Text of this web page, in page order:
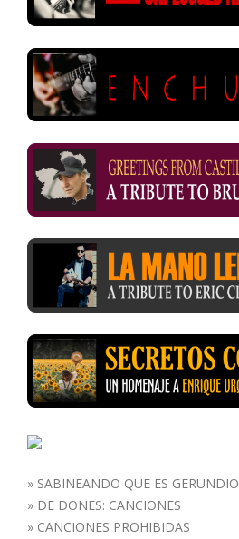
» SABINEANDO QUE ES GERUNDIO
» DE DONES: CANCIONES
» CANCIONES PROHIBIDAS